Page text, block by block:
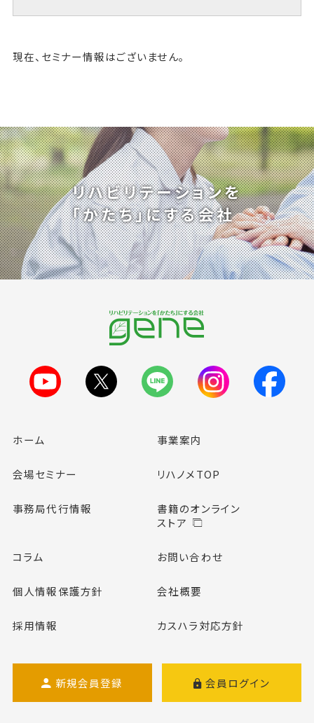
現在、セミナー情報はございません。
リハビリテーションを
「かたち」にする会社
ホーム 事業案内
会場セミナー リハノメTOP
事務局代行情報
書籍のオンライン
ストア
コラム お問い合わせ
個人情報保護方針 会社概要
採用情報 カスハラ対応方針
新規会員登録 会員ログイン